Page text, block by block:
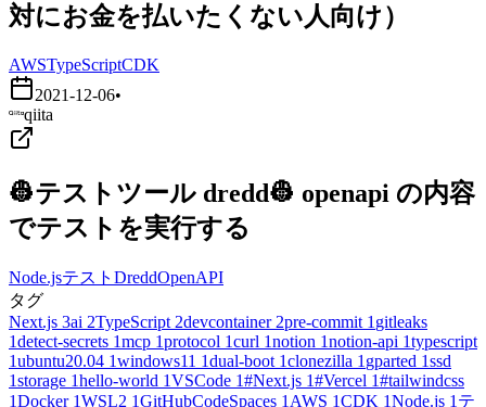
対にお金を払いたくない人向け）
AWSTypeScriptCDK
2021-12-06•
qiita
👷テストツール dredd👷 openapi の内容
でテストを実行する
Node.jsテスト DreddOpenAPI
タグ
Next.js 3ai 2TypeScript 2devcontainer 2pre-commit 1 gitleaks
1detect-secrets 1mcp 1protocol 1curl 1notion 1notion-api 1typescript
1ubuntu20.04 1windows11 1dual-boot 1clonezilla 1 gparted 1ssd
1storage 1hello-world 1VSCode 1#Next.js 1#Vercel 1#tailwindcss
1Docker 1WSL2 1GitHubCodeSpaces 1 AWS 1CDK 1Node.js 1 テ